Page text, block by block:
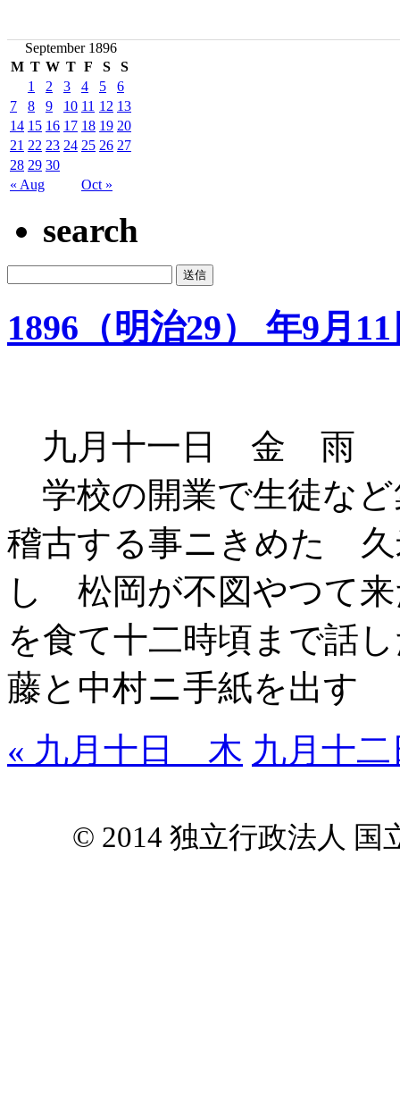
September 1896
M T W T F S S
« Aug Oct »
1 2 3 4 5
6
7
8 9 10 11 12 13
14 15 16 17 18 19 20
21 22 23 24 25 26 27
28 29 30
search
1896（明治29） 年9月
九月十一日 金 雨
学校の開業で生徒な
稽古する事ニきめた
し 松岡が不図やつて
を食て十二時頃まで話
藤と中村ニ手紙を出す
« 九月十日 木 九月十
© 2014 独立行政法人 国